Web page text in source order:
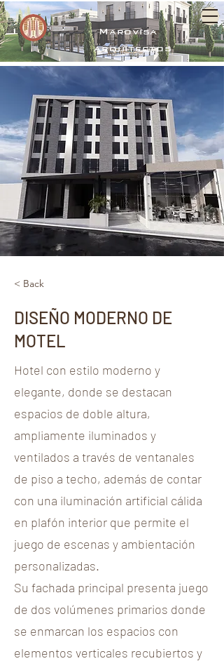
Marovisa
arquitectos
< Back
DISEÑO MODERNO DE
MOTEL
Hotel con estilo moderno y
elegante, donde se destacan
espacios de doble altura,
ampliamente iluminados y
ventilados a través de ventanales
de piso a techo, además de contar
con una iluminación artificial cálida
en plafón interior que permite el
juego de escenas y ambientación
personalizadas.
Su fachada principal presenta juego
de dos volúmenes primarios donde
se enmarcan los espacios con
elementos verticales recubiertos y